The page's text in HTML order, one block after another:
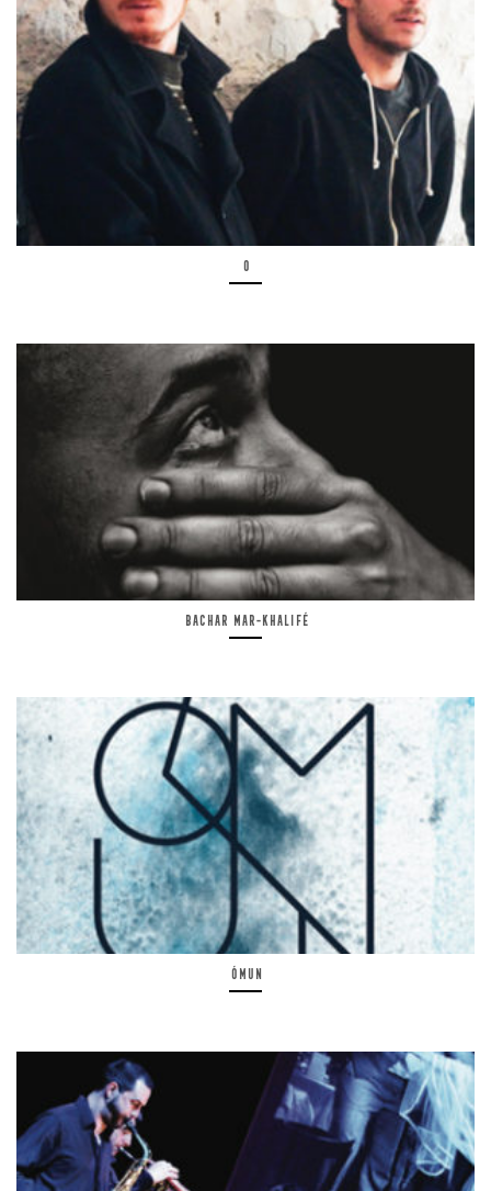
O
Bachar Mar-Khalifé
Ómun